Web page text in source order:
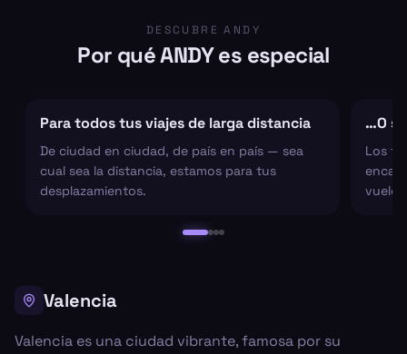
DESCUBRE ANDY
Por qué ANDY es especial
Para todos tus viajes de larga distancia
De ciudad en ciudad, de país en país — sea
cual sea la distancia, estamos para tus
desplazamientos.
…O
Los
vuelo
Valencia
Valencia es una ciudad vibrante, famosa por su